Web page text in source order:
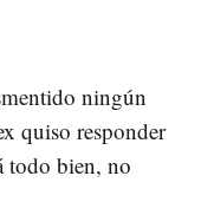
ningún
quiso responder
todo bien, no